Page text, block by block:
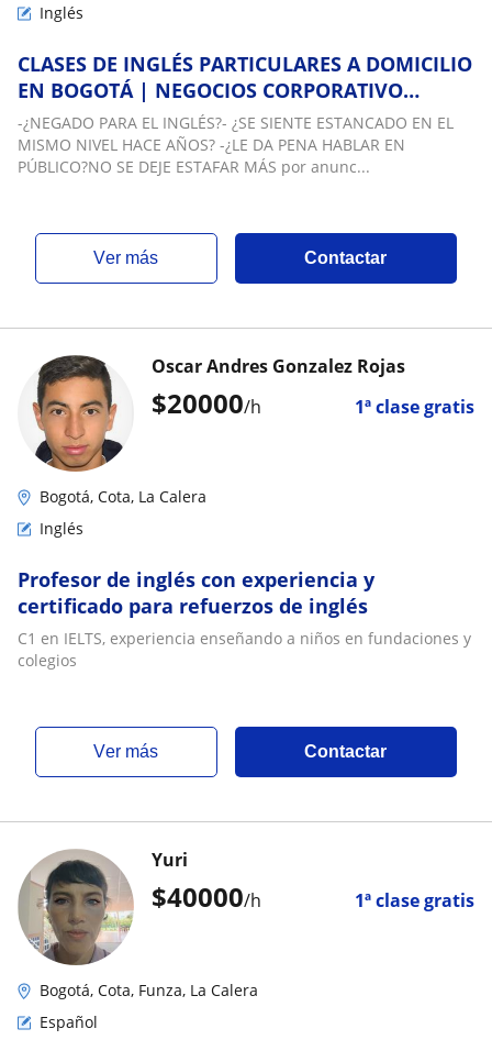
Inglés
CLASES DE INGLÉS PARTICULARES A DOMICILIO
EN BOGOTÁ | NEGOCIOS CORPORATIVO
INGENIERÍA Y SOFTWARE
-¿NEGADO PARA EL INGLÉS?- ¿SE SIENTE ESTANCADO EN EL
MISMO NIVEL HACE AÑOS? -¿LE DA PENA HABLAR EN
PÚBLICO?NO SE DEJE ESTAFAR MÁS por anunc...
ver más Contactar
$20000/h 1ª clase gratis
Oscar Andres Gonzalez Rojas
Bogotá, Cota, La Calera
Inglés
Profesor de inglés con experiencia y
certificado para refuerzos de inglés
C1 en IELTS, experiencia enseñando a niños en fundaciones y
colegios
ver más Contactar
$40000/h 1ª clase gratis
Yuri
Bogotá, Cota, Funza, La Calera
Español